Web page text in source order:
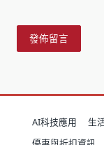
AI科技應用 生